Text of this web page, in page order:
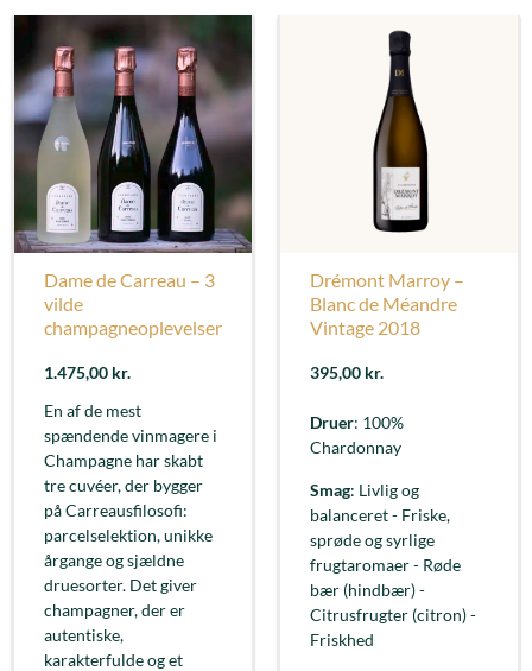
Dame de Carreau – 3
vilde
champagneoplevelser
1.475,00 kr.
En af de mest
spændende vinmagere i
Champagne har skabt
tre cuvéer, der bygger
på Carreausfilosofi:
parcelselektion, unikke
årgange og sjældne
druesorter. Det giver
champagner, der er
autentiske,
karakterfulde og et
Drémont Marroy –
Blanc de Méandre
Vintage 2018
395,00 kr.
Druer: 100%
Chardonnay
Smag: Livlig og
balanceret - Friske,
sprøde og syrlige
frugtaromaer - Røde
bær (hindbær) -
Citrusfrugter (citron) -
Friskhed